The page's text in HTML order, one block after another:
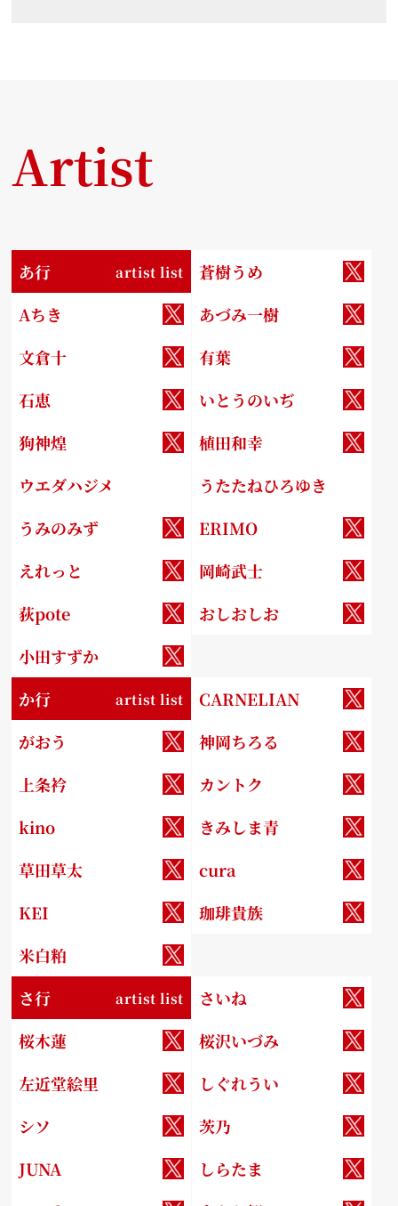
Artist
あ行 artist list 蒼樹うめ
Aちき あづみ一樹
文倉十
有葉
石恵
いとうのいぢ
狗神煌 植田和幸
ウエダハジメ うたたねひろゆき
うみのみず ERIMO
えれっと 岡崎武士
荻pote
おしおしお
小田すずか
か行 artist list CARNELIAN
がおう 神岡ちろる
上条衿 カントク
kino きみしま青
草田草太 cura
KEI 珈琲貴族
米白粕
さ行 artist list
さいね
桜木蓮
桜沢いづみ
左近堂絵里
しぐれうい
シソ 茨乃
JUNA しらたま